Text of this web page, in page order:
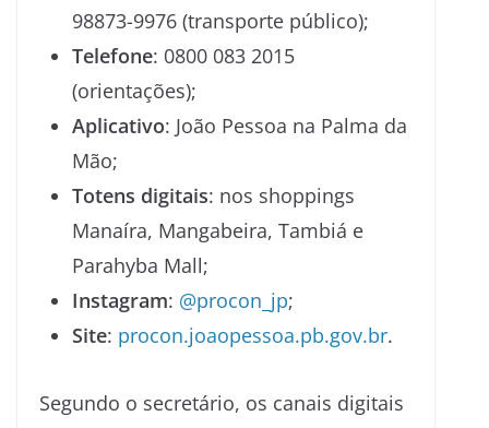
98873-9976 (transporte público);
Telefone: 0800 083 2015
(orientações);
Aplicativo: João Pessoa na Palma da
Mão;
Totens digitais: nos shoppings
Manaíra, Mangabeira, Tambiá e
Parahyba Mall;
Instagram: @procon_jp;
Site: procon.joaopessoa.pb.gov.br.
Segundo o secretário, os canais digitais